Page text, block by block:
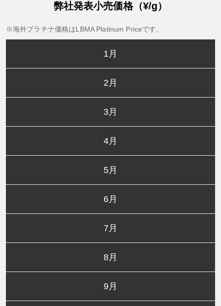
弊社発表小売価格（¥/g）
海外プラチナ価格はLBMA Platinum Priceです。
1月
2月
3月
4月
5月
6月
7月
8月
9月